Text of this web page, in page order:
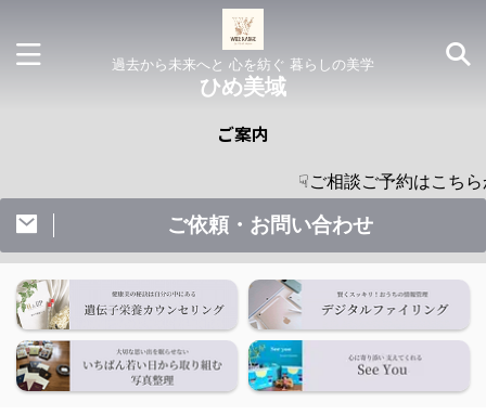
過去から未来へと 心を紡ぐ 暮らしの美学
ひめ美域
ご案内
☟ご相談ご予約はこちらからどう
ご依頼・お問い合わせ